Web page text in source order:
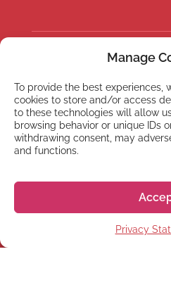
Manage
To provide the best experiences,
cookies to store and/or access
to these technologies will allow
browsing behavior or unique IDs
withdrawing consent, may
and functions.
Privacy
Anmäl